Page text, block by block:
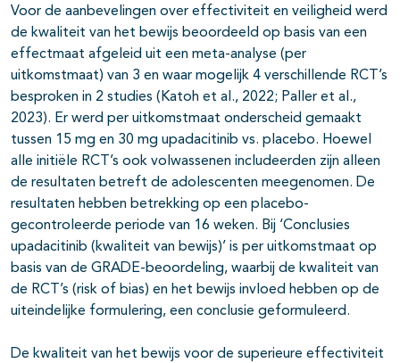
Voor de aanbevelingen over effectiviteit en veiligheid werd
de kwaliteit van het bewijs beoordeeld op basis van een
effectmaat afgeleid uit een meta-analyse (per
uitkomstmaat) van 3 en waar mogelijk 4 verschillende RCT’s
besproken in 2 studies (Katoh et al., 2022; Paller et al.,
2023). Er werd per uitkomstmaat onderscheid gemaakt
tussen 15 mg en 30 mg upadacitinib vs. placebo. Hoewel
alle initiële RCT’s ook volwassenen includeerden zijn alleen
de resultaten betreft de adolescenten meegenomen. De
resultaten hebben betrekking op een placebo-
gecontroleerde periode van 16 weken. Bij ‘Conclusies
upadacitinib (kwaliteit van bewijs)’ is per uitkomstmaat op
basis van de GRADE-beoordeling, waarbij de kwaliteit van
de RCT’s (risk of bias) en het bewijs invloed hebben op de
uiteindelijke formulering, een conclusie geformuleerd.
De kwaliteit van het bewijs voor de superieure effectiviteit